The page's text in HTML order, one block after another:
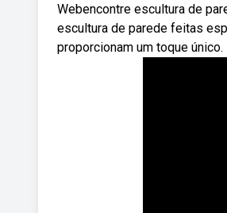
Webencontre escultura de
escultura de parede feitas
proporcionam um toque